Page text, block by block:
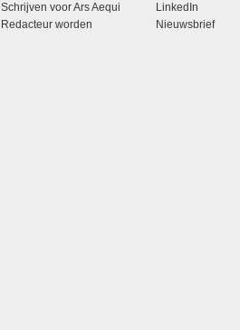
Schrijven voor Ars Aequi
Redacteur worden
LinkedIn
Nieuwsbrief